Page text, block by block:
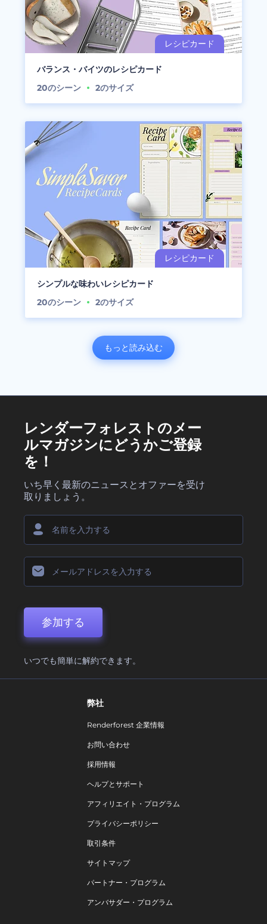
バランス・バイツのレシピカード
20のシーン 2のサイズ
シンプルな味わいレシピカード
20のシーン 2のサイズ
もっと読み込む
レンダーフォレストのメー
ルマガジンにどうかご登録
を！
いち早く最新のニュースとオファーを受け
取りましょう。
参加する
いつでも簡単に解約できます。
弊社
Renderforest 企業情報
お問い合わせ
採用情報
ヘルプとサポート
アフィリエイト・プログラム
プライバシーポリシー
取引条件
サイトマップ
パートナー・プログラム
アンバサダー・プログラム